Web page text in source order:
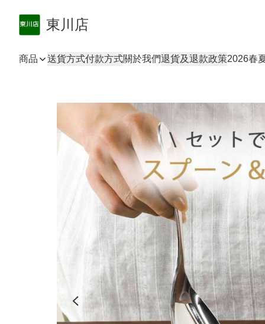
東川店
商品 送貨方式付款方式關於我們退貨及退款政策2026春